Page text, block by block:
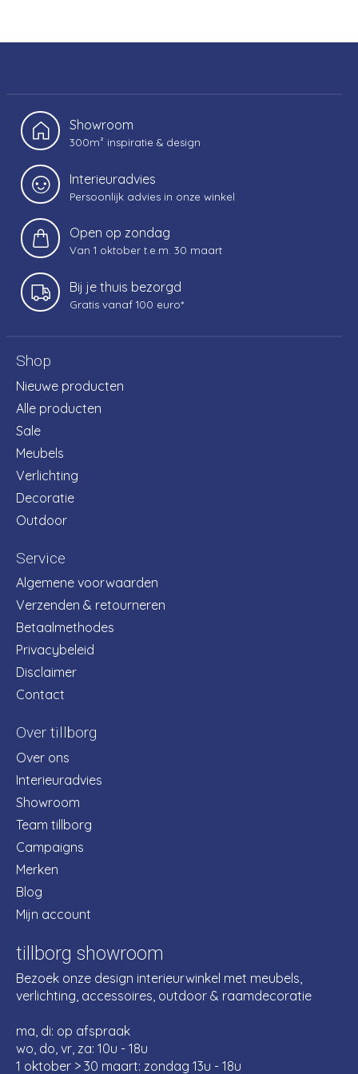
Showroom
300m² inspiratie & design
Interieuradvies
Persoonlijk advies in onze winkel
Open op zondag
Van 1 oktober t.e.m. 30 maart
Bij je thuis bezorgd
Gratis vanaf 100 euro*
Shop
Nieuwe producten
Alle producten
Sale
Meubels
Verlichting
Decoratie
Outdoor
Service
Algemene voorwaarden
Verzenden & retourneren
Betaalmethodes
Privacybeleid
Disclaimer
Contact
Over tillborg
Over ons
Interieuradvies
Showroom
Team tillborg
Campaigns
Merken
Blog
Mijn account
tillborg showroom
Bezoek onze design interieurwinkel met meubels,
verlichting, accessoires, outdoor & raamdecoratie
ma, di: op afspraak
wo, do, vr, za: 10u - 18u
1 oktober > 30 maart: zondag 13u - 18u